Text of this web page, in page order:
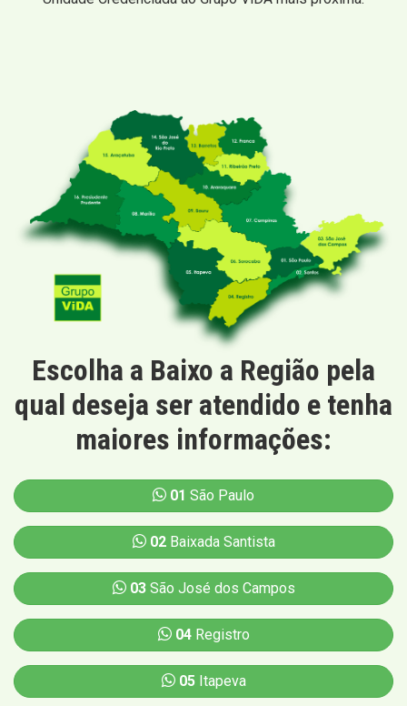
Escolha a Baixo a Região pela
qual deseja ser atendido e tenha
maiores informações:
01 São Paulo
02Baixada Santista
03São José dos Campos
04Registro
05Itapeva